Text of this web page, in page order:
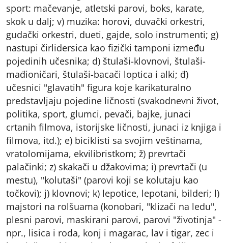
sport: mačevanje, atletski parovi, boks, karate,
skok u dalj; v) muzika: horovi, duvački orkestri,
gudački orkestri, dueti, gajde, solo instrumenti; g)
nastupi čirlidersica kao fizički tamponi između
pojedinih učesnika; d) štulaši-klovnovi, štulaši-
mađioničari, štulaši-bacači loptica i alki; đ)
učesnici "glavatih" figura koje karikaturalno
predstavljaju pojedine ličnosti (svakodnevni život,
politika, sport, glumci, pevači, bajke, junaci
crtanih filmova, istorijske ličnosti, junaci iz knjiga i
filmova, itd.); e) biciklisti sa svojim veštinama,
vratolomijama, ekvilibristkom; ž) prevrtači
palačinki; z) skakači u džakovima; i) prevrtači (u
mestu), "kolutaši" (parovi koji se kolutaju kao
točkovi); j) klovnovi; k) lepotice, lepotani, bilderi; l)
majstori na rolšuama (konobari, "klizači na ledu",
plesni parovi, maskirani parovi, parovi "životinja" -
npr., lisica i roda, konj i magarac, lav i tigar, zec i